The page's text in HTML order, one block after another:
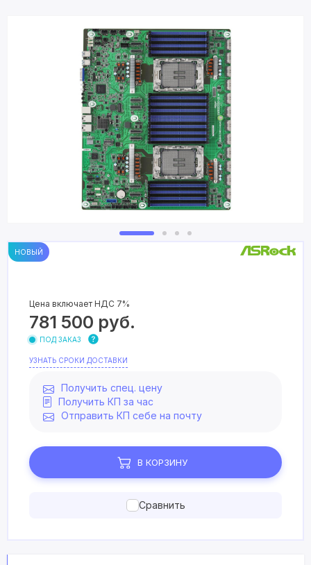
НОВЫЙ
Цена включает НДС 7%
781 500 руб.
ПОД ЗАКАЗ
УЗНАТЬ СРОКИ ДОСТАВКИ
Получить спец. цену
Получить КП за час
Отправить КП себе на почту
В КОРЗИНУ
Сравнить